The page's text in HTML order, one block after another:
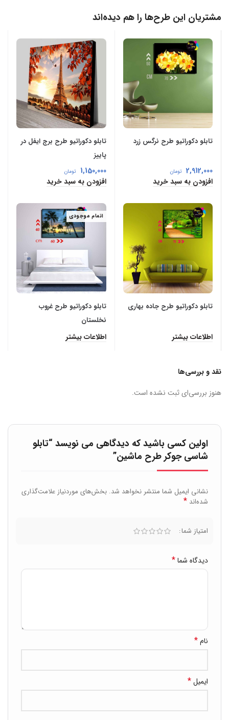
مشتریان این طرح‌ها را هم دیده‌اند
تابلو دکوراتیو طرح نرگس زرد
2,912,000 تومان
افزودن به سبد خرید
تابلو دکوراتیو طرح برج ایفل در
پاییز
1,150,000 تومان
افزودن به سبد خرید
تابلو دکوراتیو طرح جاده بهاری
اطلاعات بیشتر
اتمام موجودی
تابلو دکوراتیو طرح غروب
نخلستان
اطلاعات بیشتر
نقد و بررسی‌ها
هنوز بررسی‌ای ثبت نشده است.
اولین کسی باشید که دیدگاهی می نویسد “تابلو
شاسی جوکر طرح ماشین”
نشانی ایمیل شما منتشر نخواهد شد. بخش‌های موردنیاز علامت‌گذاری
شده‌اند *
امتیاز شما
دیدگاه شما*
نام*
ایمیل*